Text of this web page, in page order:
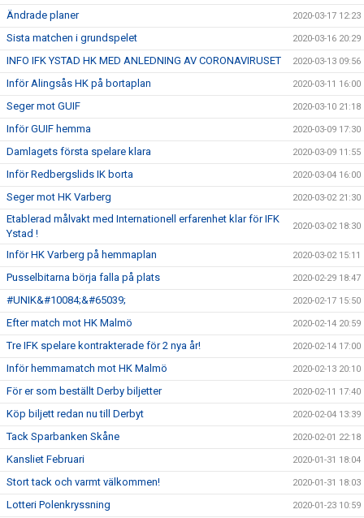
Ändrade planer 2020-03-17 12:23
Sista matchen i grundspelet 2020-03-16 20:29
INFO IFK YSTAD HK MED ANLEDNING AV CORONAVIRUSET 2020-03-13 09:56
Inför Alingsås HK på bortaplan 2020-03-11 16:00
Seger mot GUIF 2020-03-10 21:18
Inför GUIF hemma 2020-03-09 17:30
Damlagets första spelare klara 2020-03-09 11:55
Inför Redbergslids IK borta 2020-03-04 16:00
Seger mot HK Varberg 2020-03-02 21:30
Etablerad målvakt med Internationell erfarenhet klar för IFK
Ystad !
2020-03-02 18:30
Inför HK Varberg på hemmaplan 2020-03-02 15:11
Pusselbitarna börja falla på plats 2020-02-29 18:47
#UNIK&#10084;&#65039; 2020-02-17 15:50
Efter match mot HK Malmö 2020-02-14 20:59
Tre IFK spelare kontrakterade för 2 nya år! 2020-02-14 17:00
Inför hemmamatch mot HK Malmö 2020-02-13 20:10
För er som beställt Derby biljetter 2020-02-11 17:40
Köp biljett redan nu till Derbyt 2020-02-04 13:39
Tack Sparbanken Skåne 2020-02-01 22:18
Kansliet Februari 2020-01-31 18:04
Stort tack och varmt välkommen! 2020-01-31 18:03
Lotteri Polenkryssning 2020-01-23 10:59